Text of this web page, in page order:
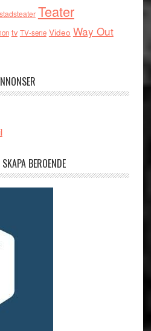
Teater
tv TV-serie Video Way Out
BEROENDE